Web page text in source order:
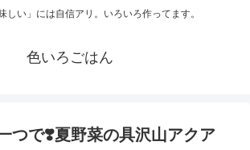
しい」には自信アリ。いろいろ作ってます。
色いろごはん
つで❣️夏野菜の具沢山アクア